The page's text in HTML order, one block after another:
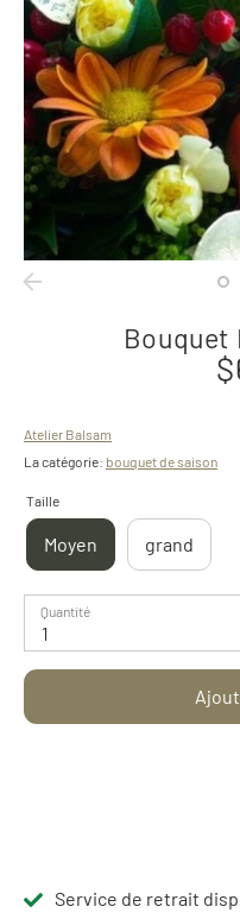
Bouquet
Atelier Balsam
La catégorie: bouquet de saison
Taille
Moyen grand
Quantité
1
Service de retrait